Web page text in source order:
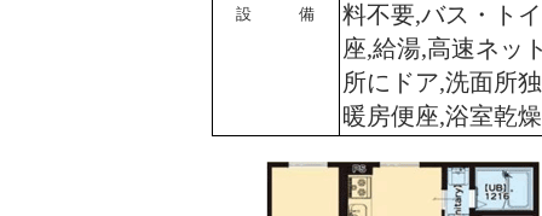
設 備
料不要,バス・ト
座,給湯,高速ネッ
所にドア,洗面所
暖房便座,浴室乾